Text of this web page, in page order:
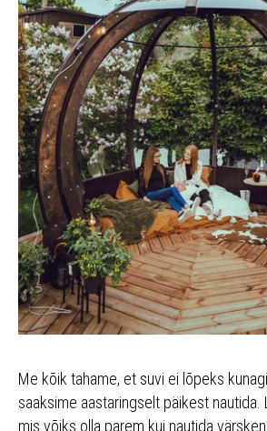
Me kõik tahame, et suvi ei lõpeks
saaksime aastaringselt päikest nautida.
mis võiks olla parem kui nautida